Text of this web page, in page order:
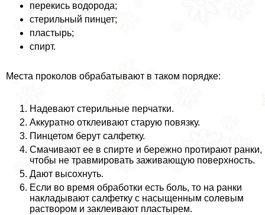
перекись водорода;
стерильный пинцет;
пластырь;
спирт.
Места проколов обpaбатывают в таком порядке:
Надевают стерильные перчатки.
Аккуратно отклеивают старую повязку.
Пинцетом берут салфетку.
Смачивают ее в спирте и бережно протирают ранки,
чтобы не травмировать заживающую поверхность.
Дают высохнуть.
Если во время обработки есть боль, то на ранки
накладывают салфетку с насыщенным солевым
раствором и заклеивают пластырем.